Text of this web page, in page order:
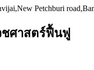
Petchburi
ศาสตร์ฟื้นฟู